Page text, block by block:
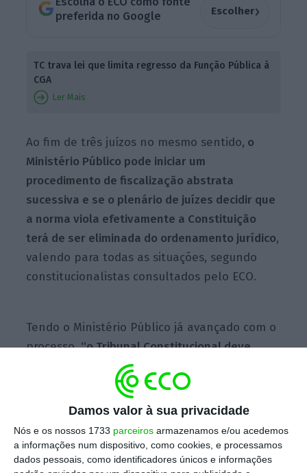
Damos valor à sua privacidade
Nós e os nossos 1733 parceiros armazenamos e/ou acedemos
a informações num dispositivo, como cookies, e processamos
dados pessoais, como identificadores únicos e informações
preferida no Google
Escolher›
TC trava lei que limita regresso da Função Pública à
CGA
Ler Mais
Ao fim de três juízos no mesmo sentido, o
Ministério Público pode iniciar um
procedimento de fiscalização abstrata
sucessiva e se o plenário de juízes decidir que
a norma viola efetivamente a Constituição
terá de ser eliminada do ordenamento jurídico,
valendo para todas as situações, segundo
constitucionalistas consultados pelo ECO.
Tendo o Ministério Público já avançado com o
processo,“o Tribunal Constitucional deve
estar a analisar a proposta”
constitucionalista Tiago Duarte. No entanto, a
decisão“poderá demorar, uma vez que o
presidente, José João Abrantes, está de saída
e oParlamento ainda tem de eleger os quatro
juízes que ficarão em falta, o que deverá